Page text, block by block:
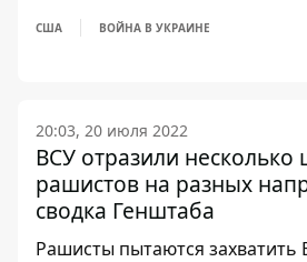
США ВОЙНА В УКРАИНЕ
20:03, 20 июля 2022
ВСУ отразили
рашистов на разных
сводка Генштаба
Рашисты пытаются захватить